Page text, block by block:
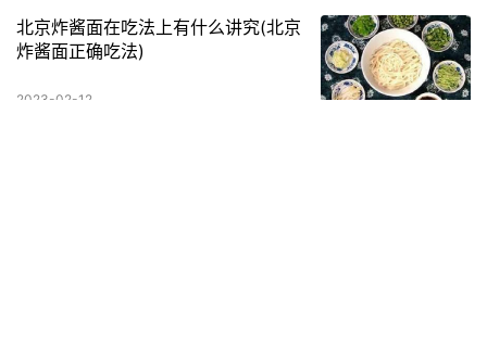
北京炸酱面在吃法上有什么讲究(北京
炸酱面正确吃法)
2023-02-12